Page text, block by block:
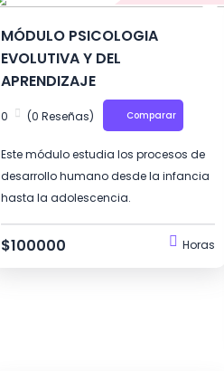
MÓDULO PSICOLOGIA
EVOLUTIVA Y DEL
APRENDIZAJE
0 (0 Reseñas) Comparar
Este módulo estudia los procesos de
desarrollo humano desde la infancia
hasta la adolescencia.
$100000 Horas